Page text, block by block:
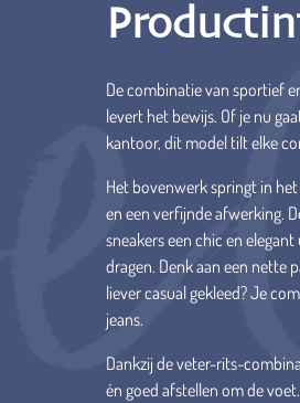
De combinatie van sportief
levert het bewijs. Of je nu
kantoor, dit model tilt elke
Het bovenwerk springt in
en een verfijnde afwerking.
sneakers een chic en
dragen. Denk aan een nette
liever casual gekleed? Je
jeans.
Dankzij de veter-rits-
én goed afstellen om de